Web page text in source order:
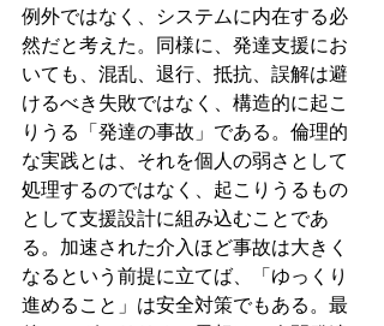
例外ではなく、システムに内在する必
然だと考えた。同様に、発達支援にお
いても、混乱、退行、抵抗、誤解は避
けるべき失敗ではなく、構造的に起こ
りうる「発達の事故」である。倫理的
な実践とは、それを個人の弱さとして
処理するのではなく、起こりうるもの
として支援設計に組み込むことであ
る。加速された介入ほど事故は大きく
なるという前提に立てば、「ゆっくり
進めること」は安全対策でもある。最